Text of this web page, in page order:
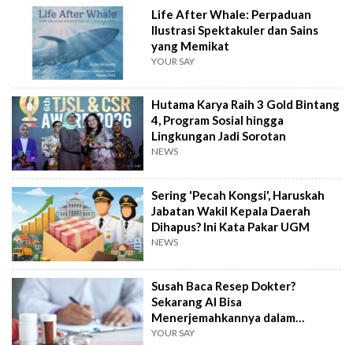
Life After Whale: Perpaduan
Ilustrasi Spektakuler dan Sains
yang Memikat
YOUR SAY
Hutama Karya Raih 3 Gold Bintang
4, Program Sosial hingga
Lingkungan Jadi Sorotan
NEWS
Sering 'Pecah Kongsi', Haruskah
Jabatan Wakil Kepala Daerah
Dihapus? Ini Kata Pakar UGM
NEWS
Susah Baca Resep Dokter?
Sekarang AI Bisa
Menerjemahkannya dalam
Hitungkan Detik!
YOUR SAY